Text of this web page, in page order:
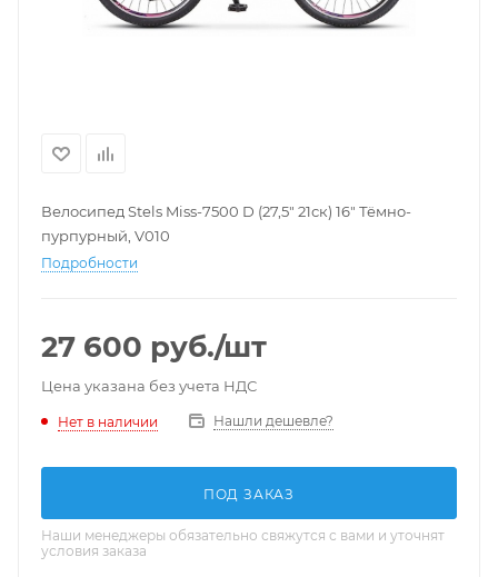
Велосипед Stels Miss-7500 D (27,5" 21ск) 16" Тёмно-
пурпурный, V010
Подробности
27 600 руб./шт
Цена указана без учета НДС
Нет в наличии Нашли дешевле?
ПОД ЗАКАЗ
Наши менеджеры обязательно свяжутся с вами и уточнят
условия заказа